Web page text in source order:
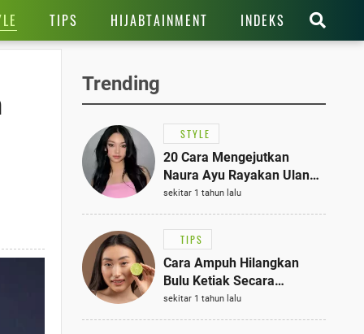
TIPS HIJABTAINMENT INDEKS
Trending
STYLE
20 Cara Mengejutkan
Naura Ayu Rayakan Ulang
Tahun di Panti Asuhan,
Terlihat Anggun dengan
Kaftan Cokelat
sekitar 1 tahun lalu
TIPS
Cara Ampuh Hilangkan
Bulu Ketiak Secara
Permanen dalam 5
Langkah Sederhana
sekitar 1 tahun lalu